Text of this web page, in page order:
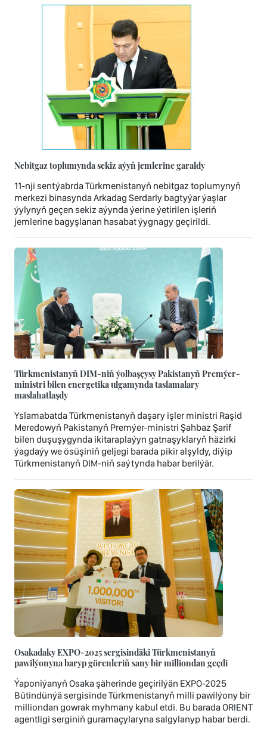
Nebitgaz toplumynda sekiz aýyň jemlerine garaldy
11-nji sentýabrda Türkmenistanyň nebitgaz toplumynyň
merkezi binasynda Arkadag Serdarly bagtyýar ýaşlar
ýylynyň geçen sekiz aýynda ýerine ýetirilen işleriň
jemlerine bagyşlanan hasabat ýygnagy geçirildi.
Türkmenistanyň DIM-niň ýolbaşçysy Pakistanyň Premýer-
ministri bilen energetika ulgamynda taslamalary
maslahatlaşdy
Yslamabatda Türkmenistanyň daşary işler ministri Raşid
Meredowyň Pakistanyň Premýer-ministri Şahbaz Şarif
bilen duşuşygynda ikitaraplaýyn gatnaşyklaryň häzirki
ýagdaýy we ösüşiniň geljegi barada pikir alşyldy, diýip
Türkmenistanyň DIM-niň saýtynda habar berilýär.
Osakadaky EXPO-2025 sergisindäki Türkmenistanyň
pawilýonyna baryp görenleriň sany bir milliondan geçdi
Ýaponiýanyň Osaka şäherinde geçirilýän EXPO‑2025
Bütindünýä sergisinde Türkmenistanyň milli pawilýony bir
milliondan gowrak myhmany kabul etdi. Bu barada ORIENT
agentligi serginiň guramaçylaryna salgylanyp habar berdi.